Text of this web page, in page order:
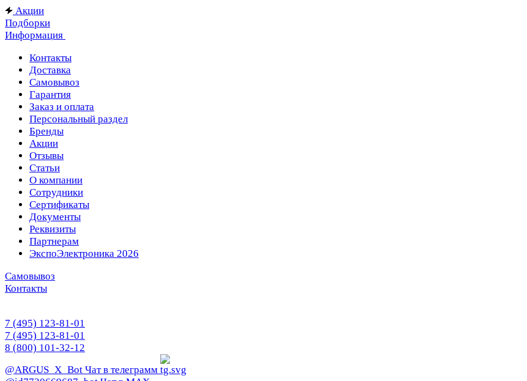
Акции
Подборки
Информация
Контакты
Доставка
Самовывоз
Гарантия
Заказ и оплата
Персональный раздел
Бренды
Акции
Отзывы
Статьи
О компании
Сотрудники
Сертификаты
Документы
Реквизиты
Партнерам
ЭкспоЭлектроника 2026
Самовывоз
Контакты
7 (495) 123-81-01
7 (495) 123-81-01
8 (800) 101-32-12
@ARGUS_X_Bot Чат в телеграмм